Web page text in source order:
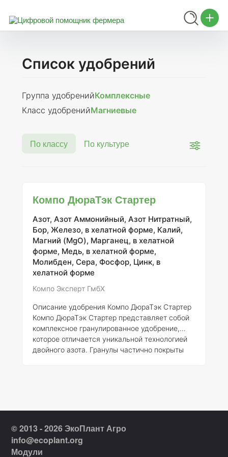
Список удобрений
Группа удобренийКомплексные
Класс удобренийМагниевые
По классу По культуре
Компо ДюраТэк Стартер
Азот, Азот Аммонийный, Азот Нитратный,
Бор, Железо, в хелатной форме, Калий,
Магний (MgO), Марганец, в хелатной
форме, Медь, в хелатной форме,
Молибден, Сера, Фосфор, Цинк, в
хелатной форме
Компо Эксперт ГмбХ
Описание удобрения Компо ДюраТэк Стартер
Компо ДюраТэк Стартер представляет собой
комплексное гранулированное удобрение,
которое отличается уникальной технологией
двойного азота. Гранулы частично покрыты
и качества сельскохозяйственной продукции.
Гранулы имеют однородную структуру, что
делает их удобными в примен
© 2013 - 2026 ЭкоПлант Агро
info@ecoplant.org
Модули